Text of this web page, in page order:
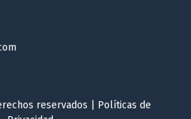
reservados | Políticas de